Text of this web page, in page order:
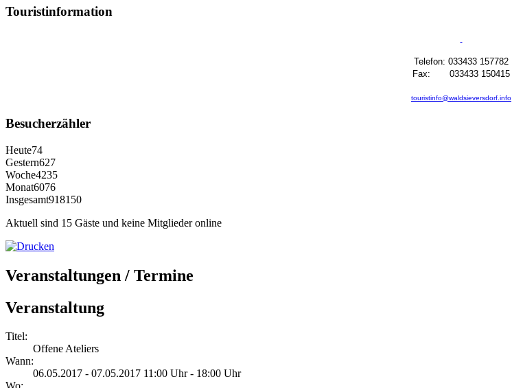
Touristinformation
Telefon: 033433 157782
Fax: 033433 150415
touristinfo@waldsieversdorf.info
Besucherzähler
Heute74
Gestern627
Woche4235
Monat6076
Insgesamt918150
Aktuell sind 15 Gäste und keine Mitglieder online
Veranstaltungen / Termine
Veranstaltung
Titel:
Offene Ateliers
Wann:
06.05.2017 - 07.05.2017 11:00 Uhr - 18:00 Uhr